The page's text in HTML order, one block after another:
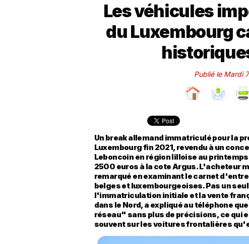
Les véhicules
du Luxembourg
Publié le Mardi
Un break allemand immatriculé pour la
Luxembourg fin 2021, revendu à un
Leboncoin en région lilloise au
2500 euros à la cote Argus. L'acheteur
remarqué en examinant le carnet
belges et luxembourgeoises. Pas un
l'immatriculation initiale et la vente
dans le Nord, a expliqué au téléphone
réseau" sans plus de précisions, ce qui
souvent sur les voitures frontalières